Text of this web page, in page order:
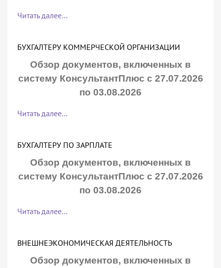
Читать далее…
БУХГАЛТЕРУ КОММЕРЧЕСКОЙ ОРГАНИЗАЦИИ
Обзор документов, включенных в
систему КонсультантПлюс с 27.07.2026
по 03.08.2026
Читать далее…
БУХГАЛТЕРУ ПО ЗАРПЛАТЕ
Обзор документов, включенных в
систему КонсультантПлюс с 27.07.2026
по 03.08.2026
Читать далее…
ВНЕШНЕЭКОНОМИЧЕСКАЯ ДЕЯТЕЛЬНОСТЬ
Обзор документов, включенных в